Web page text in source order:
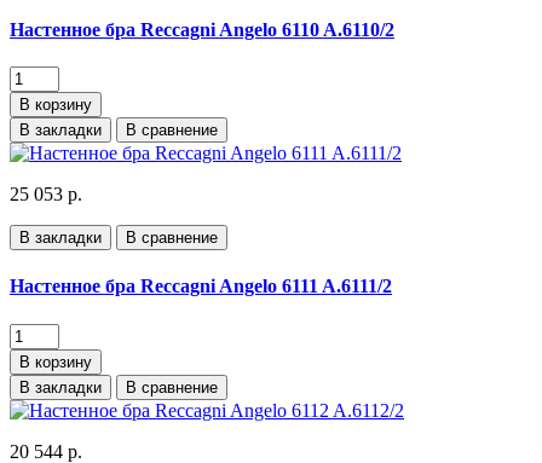
Настенное бра Reccagni Angelo 6110 A.6110/2
В корзину
В закладки
В сравнение
25 053 р.
В закладки В сравнение
Настенное бра Reccagni Angelo 6111 A.6111/2
В корзину
В закладки
В сравнение
20 544 р.